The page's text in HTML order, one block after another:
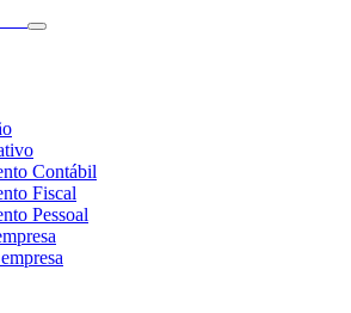
Contábil
Fiscal
Pessoal